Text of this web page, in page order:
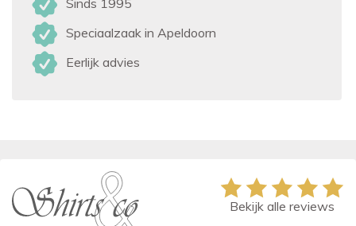
Sinds 1995
Speciaalzaak in Apeldoorn
Eerlijk advies
Bekijk alle reviews